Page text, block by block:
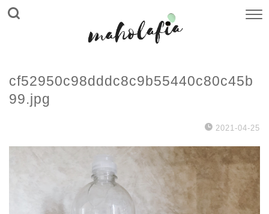
cf52950c98dddc8c9b55440c80c45b
99.jpg
2021-04-25